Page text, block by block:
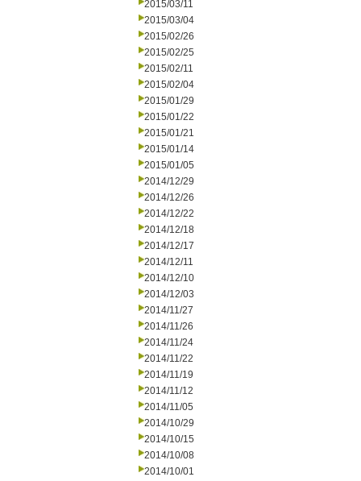
2015/03/11
2015/03/04
2015/02/26
2015/02/25
2015/02/11
2015/02/04
2015/01/29
2015/01/22
2015/01/21
2015/01/14
2015/01/05
2014/12/29
2014/12/26
2014/12/22
2014/12/18
2014/12/17
2014/12/11
2014/12/10
2014/12/03
2014/11/27
2014/11/26
2014/11/24
2014/11/22
2014/11/19
2014/11/12
2014/11/05
2014/10/29
2014/10/15
2014/10/08
2014/10/01